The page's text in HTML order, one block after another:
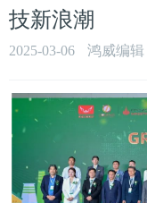
技新浪潮
2025-03-06 鸿威编辑